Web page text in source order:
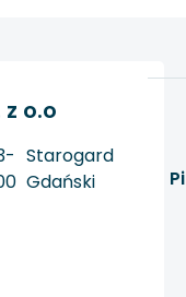
z o.o
Starogard
Gdański